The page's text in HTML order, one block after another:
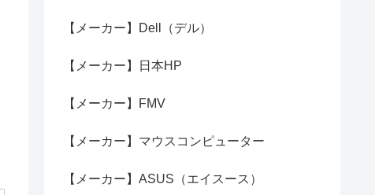
【メーカー】Dell（デル）
【メーカー】日本HP
【メーカー】FMV
【メーカー】マウスコンピューター
【メーカー】ASUS（エイスース）